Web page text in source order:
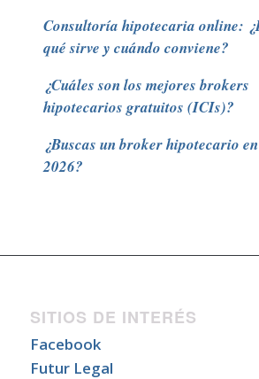
Consultoría hipotecaria online:
qué sirve y cuándo conviene?
¿Cuáles son los mejores brokers
hipotecarios gratuitos (ICIs)?
¿Buscas un broker hipotecario en
2026?
SITIOS DE INTERÉS
Facebook
Futur Legal